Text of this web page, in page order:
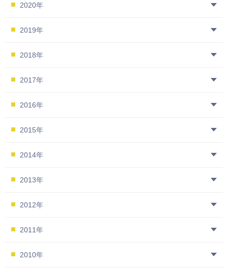
2020年
2019年
2018年
2017年
2016年
2015年
2014年
2013年
2012年
2011年
2010年